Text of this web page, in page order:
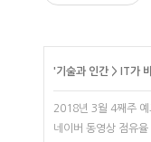
'기술과 인간> IT가
2018년 3월 4째주 예
네이버 동영상 점유